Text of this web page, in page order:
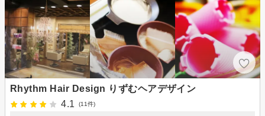
Rhythm Hair Design りずむヘアデザイン
4.1
(11件)